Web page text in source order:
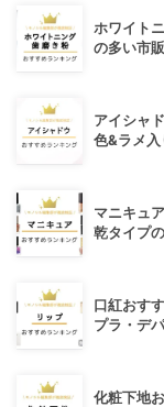
ホワイト
の多い市
アイシャ
色&ラメ入
マニキュ
乾タイプ
口紅おす
プラ・デ
化粧下地